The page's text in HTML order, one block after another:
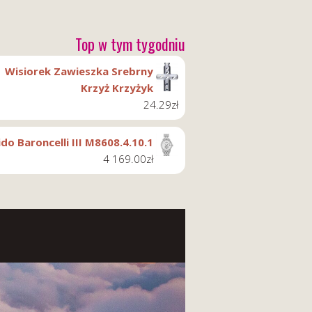
Top w tym tygodniu
Wisiorek Zawieszka Srebrny
Krzyż Krzyżyk
24.29zł
Baroncelli III M8608.4.10.1
4 169.00zł